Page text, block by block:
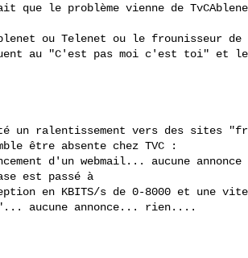
que le problème vienne de
ou Telenet ou le frounisseur de
au "C'est pas moi c'est toi" et
un ralentissement vers des sites
être absente chez TVC :
d'un webmail... aucune annonce
est passé à
en KBITS/s de 0-8000 et une
aucune annonce... rien....